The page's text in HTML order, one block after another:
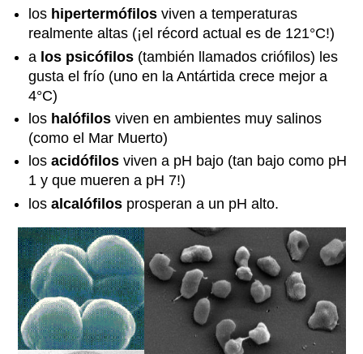
los hipertermófilos viven a temperaturas
realmente altas (¡el récord actual es de 121°C!)
a los psicófilos (también llamados criófilos) les
gusta el frío (uno en la Antártida crece mejor a
4°C)
los halófilos viven en ambientes muy salinos
(como el Mar Muerto)
losacidófilos viven a pH bajo (tan bajo como pH
1 y que mueren a pH 7!)
losalcalófilos prosperan a un pH alto.